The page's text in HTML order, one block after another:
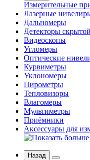
Измерительные
Лазерные
Дальномеры
Детекторы
Видеоскопы
Угломеры
Оптические
Курвиметры
Уклономеры
Пирометры
Тепловизоры
Влагомеры
Мультиметры
Приёмники
Аксессуары для
Назад